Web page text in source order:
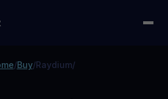
/Buy/Raydium/